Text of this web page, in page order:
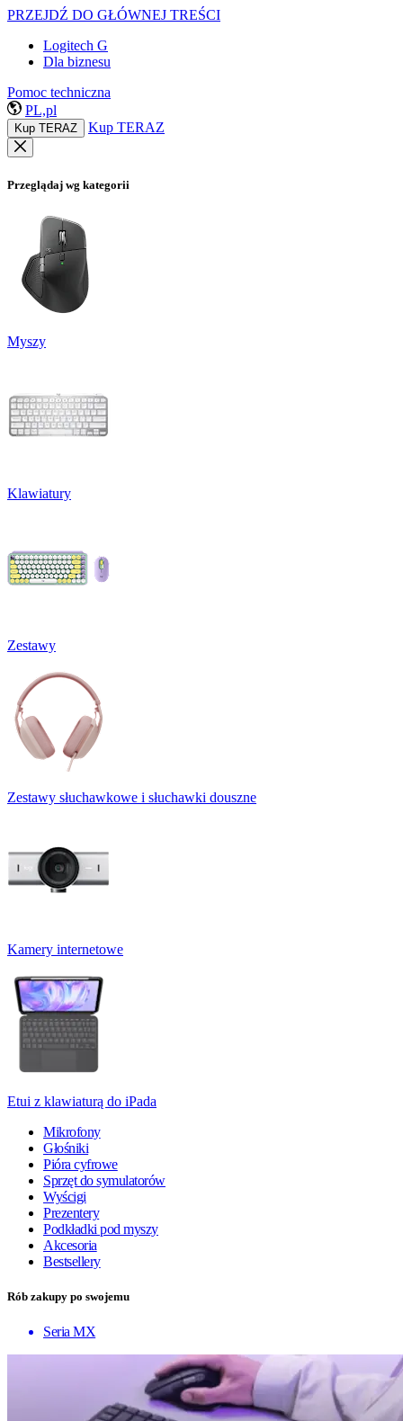
PRZEJDŹ DO GŁÓWNEJ TREŚCI
Logitech G
Dla biznesu
Pomoc techniczna
PL,pl
Kup TERAZ Kup TERAZ
Przeglądaj wg kategorii
Myszy
Klawiatury
Zestawy
Zestawy słuchawkowe i słuchawki douszne
Kamery internetowe
Etui z klawiaturą do iPada
Mikrofony
Głośniki
Pióra cyfrowe
Sprzęt do symulatorów
Wyścigi
Prezentery
Podkładki pod myszy
Akcesoria
Bestsellery
Rób zakupy po swojemu
Seria MX